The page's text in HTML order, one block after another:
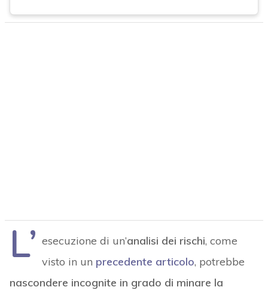
L’ esecuzione di un’analisi dei rischi, come
visto in un precedente articolo, potrebbe
nascondere incognite in grado di minare la